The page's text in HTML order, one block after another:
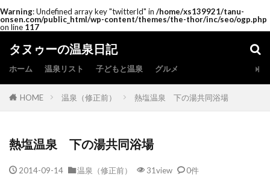
Warning: Undefined array key "twitterId" in /home/xs139921/tanu-
onsen.com/public_html/wp-content/themes/the-thor/inc/seo/ogp.php
on line 117
タヌゥーの温泉日記
ホーム 温泉リスト 子どもと温泉 グルメ
HOME 温泉（修正前） 熱塩温泉 下の湯共同浴場
熱塩温泉 下の湯共同浴場
2014-09-14 温泉（修正前） 31view 0件